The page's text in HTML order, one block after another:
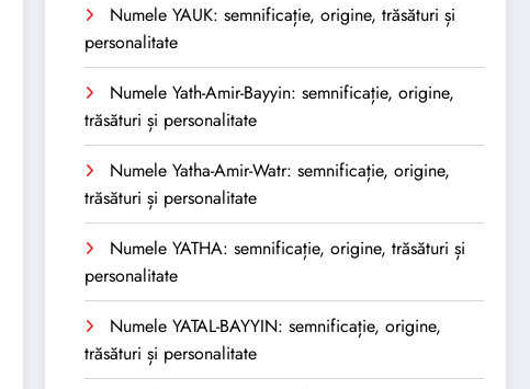
Numele YAUK: semnificație, origine, trăsături și
personalitate
Numele Yath-Amir-Bayyin: semnificație, origine,
trăsături și personalitate
Numele Yatha-Amir-Watr: semnificație, origine,
trăsături și personalitate
Numele YATHA: semnificație, origine, trăsături și
personalitate
Numele YATAL-BAYYIN: semnificație, origine,
trăsături și personalitate